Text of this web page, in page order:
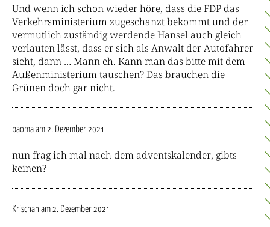
Und wenn ich schon wieder höre, dass die FDP das
Verkehrsministerium zugeschanzt bekommt und der
vermutlich zuständig werdende Hansel auch gleich
verlauten lässt, dass er sich als Anwalt der Autofahrer
sieht, dann … Mann eh. Kann man das bitte mit dem
Außenministerium tauschen? Das brauchen die
Grünen doch gar nicht.
baomaam 2. Dezember 2021
nun frag ich mal nach dem adventskalender, gibts
keinen?
Krischanam 2. Dezember 2021